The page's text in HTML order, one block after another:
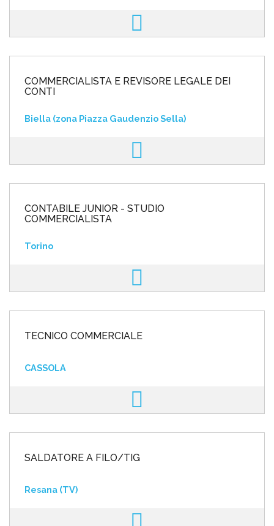
COMMERCIALISTA E REVISORE LEGALE DEI
CONTI
Biella (zona Piazza Gaudenzio Sella)
CONTABILE JUNIOR - STUDIO
COMMERCIALISTA
Torino
TECNICO COMMERCIALE
CASSOLA
SALDATORE A FILO/TIG
Resana (TV)